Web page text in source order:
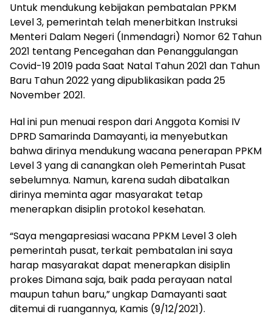
Untuk mendukung kebijakan pembatalan PPKM
Level 3, pemerintah telah menerbitkan Instruksi
Menteri Dalam Negeri (Inmendagri) Nomor 62 Tahun
2021 tentang Pencegahan dan Penanggulangan
Covid-19 2019 pada Saat Natal Tahun 2021 dan Tahun
Baru Tahun 2022 yang dipublikasikan pada 25
November 2021.
Hal ini pun menuai respon dari Anggota Komisi IV
DPRD Samarinda Damayanti, ia menyebutkan
bahwa dirinya mendukung wacana penerapan PPKM
Level 3 yang di canangkan oleh Pemerintah Pusat
sebelumnya. Namun, karena sudah dibatalkan
dirinya meminta agar masyarakat tetap
menerapkan disiplin protokol kesehatan.
“Saya mengapresiasi wacana PPKM Level 3 oleh
pemerintah pusat, terkait pembatalan ini saya
harap masyarakat dapat menerapkan disiplin
prokes Dimana saja, baik pada perayaan natal
maupun tahun baru,” ungkap Damayanti saat
ditemui di ruangannya, Kamis (9/12/2021).